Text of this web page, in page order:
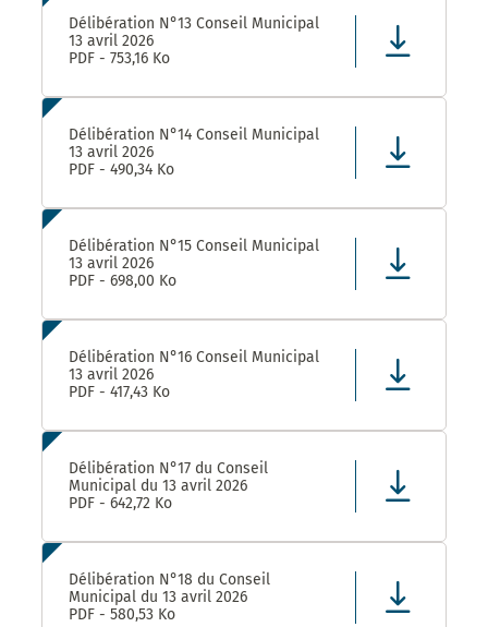
Délibération N°13 Conseil Municipal
13 avril 2026
PDF - 753,16 Ko
Délibération N°14 Conseil Municipal
13 avril 2026
PDF - 490,34 Ko
Délibération N°15 Conseil Municipal
13 avril 2026
PDF - 698,00 Ko
Délibération N°16 Conseil Municipal
13 avril 2026
PDF - 417,43 Ko
Délibération N°17 du Conseil
Municipal du 13 avril 2026
PDF - 642,72 Ko
Délibération N°18 du Conseil
Municipal du 13 avril 2026
PDF - 580,53 Ko